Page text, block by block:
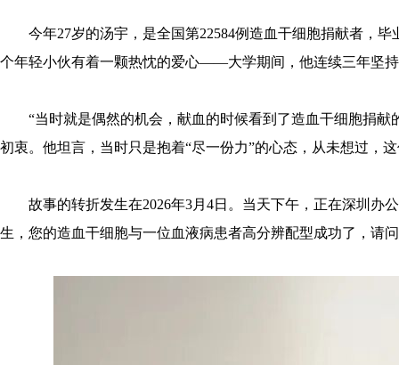
今年27岁的汤宇，是全国第22584例造血干细胞捐献者，
个年轻小伙有着一颗热忱的爱心——大学期间，他连续三年坚
“当时就是偶然的机会，献血的时候看到了造血干细胞捐
初衷。他坦言，当时只是抱着“尽一份力”的心态，从未想过，
故事的转折发生在2026年3月4日。当天下午，正在深圳办
生，您的造血干细胞与一位血液病患者高分辨配型成功了，请